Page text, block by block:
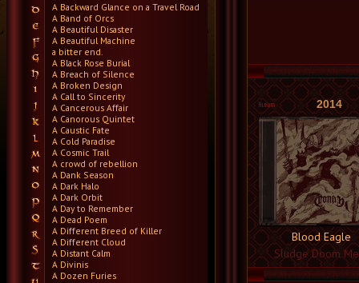
A Backward Glance on a Travel Road
A Band of Orcs
A Beautiful Disaster
A Beautiful Machine
a bitter end.
A Black Rose Burial
A Breach of Silence
A Broken Design
A Call to Sincerity
A Cancerous Affair
A Canorous Quintet
A Caustic Fate
A Cold Paradise
A Cosmic Trail
A crowd of rebellion
A Dank Season
A Dark Halo
A Dark Orbit
A Day to Remember
A Dead Poem
A Different Breed of Killer
A Different Cloud
A Distant Calm
A Divinis
A Dozen Furies
2014
Blood Eagle
Sludge Doom